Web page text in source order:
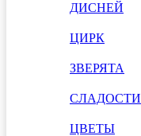
ДИСНЕЙ
ЦИРК
ЗВЕРЯТА
СЛАДОСТИ
ЦВЕТЫ